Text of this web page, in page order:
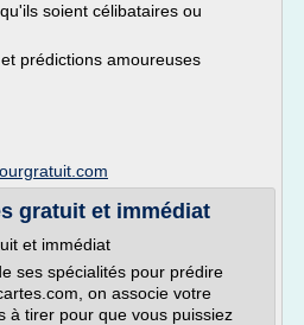
soient célibataires ou
prédictions amoureuses
gratuit et immédiat
et immédiat
ses spécialités pour prédire
on associe votre
à tirer pour que vous puissiez